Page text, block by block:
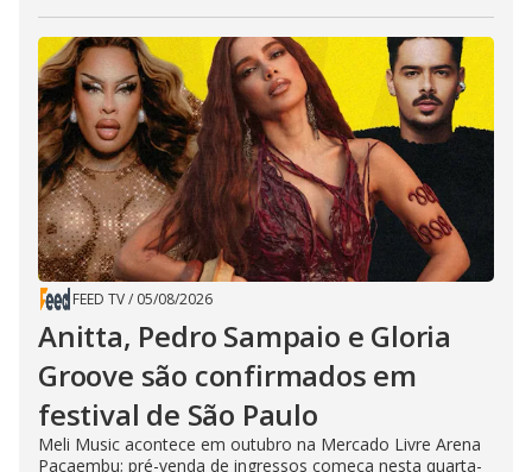
FEED TV/ 05/08/2026
Anitta, Pedro Sampaio e Gloria
Groove são confirmados em
festival de São Paulo
Meli Music acontece em outubro na Mercado Livre Arena
Pacaembu; pré-venda de ingressos começa nesta quarta-